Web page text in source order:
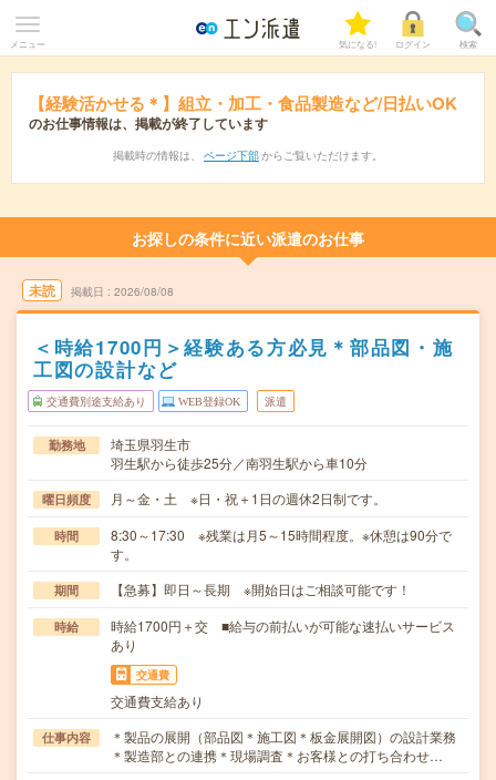
メニュー 気になる! ログイン 検索
【経験活かせる＊】組立・加工・食品製造など/日払いOK
のお仕事情報は、掲載が終了しています
掲載時の情報は、 ページ下部 からご覧いただけます。
お探しの条件に近い派遣のお仕事
未読 掲載日 2026/08/08
＜時給1700円＞経験ある方必見＊部品図・施
工図の設計など
交通費別途支給あり WEB登録OK 派遣
勤務地
埼玉県羽生市
羽生駅から徒歩25分／南羽生駅から車10分
曜日頻度 月～金・土 ※日・祝＋1日の週休2日制です。
時間
8:30～17:30 ※残業は月5～15時間程度。※休憩は90分で
す。
期間 【急募】即日～長期 ※開始日はご相談可能です！
時給
時給1700円＋交 ■給与の前払いが可能な速払いサービス
あり
交通費
交通費支給あり
仕事内容
＊製品の展開（部品図＊施工図＊板金展開図）の設計業務
＊製造部との連携＊現場調査＊お客様との打ち合わせ…